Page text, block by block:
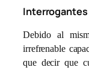
Debido al
irrefrenable
que decir que